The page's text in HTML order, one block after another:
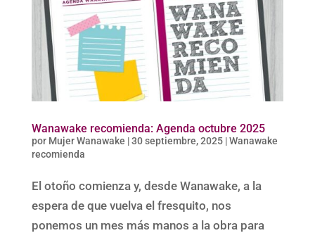
Wanawake recomienda: Agenda octubre 2025
por Mujer Wanawake |30 septiembre, 2025|Wanawake
recomienda
El otoño comienza y, desde Wanawake, a la
espera de que vuelva el fresquito, nos
ponemos un mes más manos a la obra para